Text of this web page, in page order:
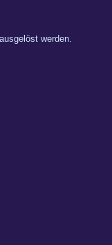
werden.